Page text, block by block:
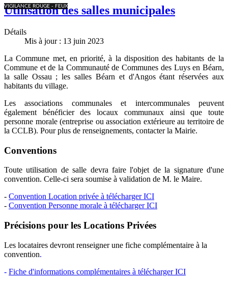
VIGILANCE ROUGE - FEUX
Utilisation des salles municipales
Détails
Mis à jour : 13 juin 2023
La Commune met, en priorité, à la disposition des habitants de la
Commune et de la Communauté de Communes des Luys en Béarn,
la salle Ossau ; les salles Béarn et d'Angos étant réservées aux
habitants du village.
Les associations communales et intercommunales peuvent
également bénéficier des locaux communaux ainsi que toute
personne morale (entreprise ou association extérieure au territoire de
la CCLB). Pour plus de renseignements, contacter la Mairie.
Conventions
Toute utilisation de salle devra faire l'objet de la signature d'une
convention. Celle-ci sera soumise à validation de M. le Maire.
- Convention Location privée à télécharger ICI
- Convention Personne morale à télécharger ICI
Précisions pour les Locations Privées
Les locataires devront renseigner une fiche complémentaire à la
convention.
- Fiche d'informations complémentaires à télécharger ICI